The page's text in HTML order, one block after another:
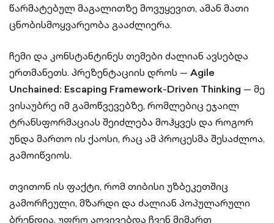
წარმატებულ მაგალითზე მოვუყევით, ამან მათი
ცნობისმოყვარეობა გააძლიერა.
ჩემი და კონსტანტინეს თემები ძალიან ავსებდა
ერთმანეთს. პრეზენტაციის დროს — Agile
Unchained: Escaping Framework-Driven Thinking — მე
ვისაუბრე იმ გამოწვევებზე, რომლებიც ეჯაილ
ტრანსფორმაციას შეიძლება მოჰყვეს და როგორ
უნდა მართო ის ქაოსი, რაც ამ პროცესმა შესაძლოა,
გამოიწვიოს.
თვითონ ის ფაქტი, რომ თიბისი უზბეკეთშიც
გამორჩეული, მზარდი და ძალიან პოპულარული
ბრენდია, უფრო აღვივებდა ჩვენ მიმართ